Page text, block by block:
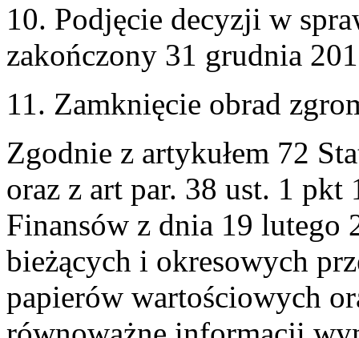
10. Podjęcie decyzji w
zakończony 31 grudnia
11. Zamknięcie obrad
Zgodnie z artykułem 72
oraz z art par. 38 ust. 1
Finansów z dnia 19 lutego
bieżących i okresowych
papierów wartościowych